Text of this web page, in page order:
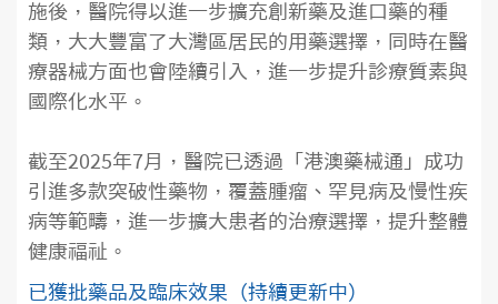
施後，醫院得以進一步擴充創新藥及進口藥的種
類，大大豐富了大灣區居民的用藥選擇，同時在醫
療器械方面也會陸續引入，進一步提升診療質素與
國際化水平。
截至2025年7月，醫院已透過「港澳藥械通」成功
引進多款突破性藥物，覆蓋腫瘤、罕見病及慢性疾
病等範疇，進一步擴大患者的治療選擇，提升整體
健康福祉。
已獲批藥品及臨床效果（持續更新中）